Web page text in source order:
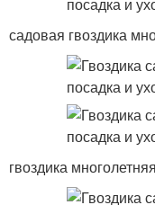
садовая гвоздика
гвоздика